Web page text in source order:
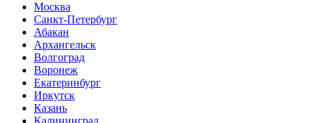
Москва
Санкт-Петербург
Абакан
Архангельск
Волгоград
Воронеж
Екатеринбург
Иркутск
Казань